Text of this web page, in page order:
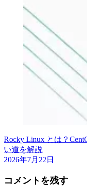
Rocky Linux とは？
い道を解説
2026年7月22日
コメントを残す